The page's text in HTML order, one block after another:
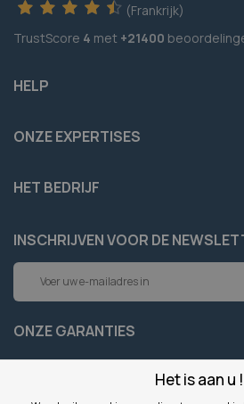
Het is aan u !
(Frankrijk)
TrustScore 4 met +21400
HELP
ONZE EXPERTISES
HET BEDRIJF
INSCHRIJVEN VOOR DE
Abonneer
op
onze
nieuwsbrief
ONZE GARANTIES